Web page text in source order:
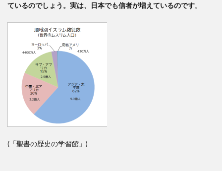
ているのでしょう。実は、日本でも信者が増えているのです。
(「聖書の歴史の学習館」)